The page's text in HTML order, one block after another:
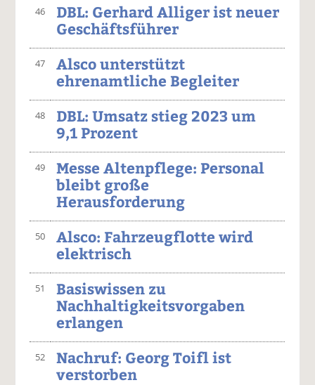
46
DBL: Gerhard Alliger ist neuer
Geschäftsführer
47
Alsco unterstützt
ehrenamtliche Begleiter
48
DBL: Umsatz stieg 2023 um
9,1 Prozent
49
Messe Altenpflege: Personal
bleibt große
Herausforderung
50
Alsco: Fahrzeugflotte wird
elektrisch
51
Basiswissen zu
Nachhaltigkeitsvorgaben
erlangen
52
Nachruf: Georg Toifl ist
verstorben